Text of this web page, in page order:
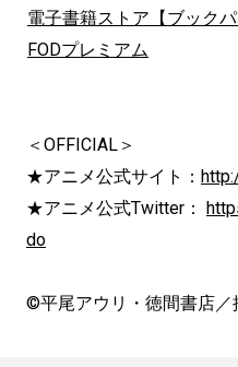
電子書籍ストア【ブックパ
FODプレミアム
＜OFFICIAL＞
★アニメ公式サイト：
★アニメ公式Twitter：
do
©平尾アウリ・徳間書店／